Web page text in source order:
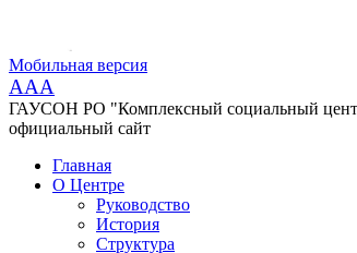
Мобильная версия
AAA
ГАУСОН РО "Комплексный социальный центр
официальный сайт
Главная
О Центре
Руководство
История
Структура